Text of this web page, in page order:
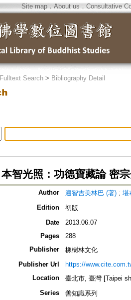
Site map．About us ． Consultative
Fulltext Search > Bibliography Detail
本智光照：功德寶藏論 密
Author 遍智吉美林巴 (著) ; 堪
Edition
初版
Date
2013.06.07
Pages
288
Publisher
橡樹林文化
Publisher Url
https://
Location
臺北市, 臺灣 [Taipei
Series
善知識系列